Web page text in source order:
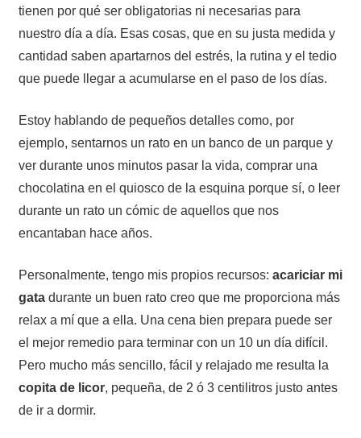
tienen por qué ser obligatorias ni necesarias para
nuestro día a día. Esas cosas, que en su justa medida y
cantidad saben apartarnos del estrés, la rutina y el tedio
que puede llegar a acumularse en el paso de los días.
Estoy hablando de pequeños detalles como, por
ejemplo, sentarnos un rato en un banco de un parque y
ver durante unos minutos pasar la vida, comprar una
chocolatina en el quiosco de la esquina porque sí, o leer
durante un rato un cómic de aquellos que nos
encantaban hace años.
Personalmente, tengo mis propios recursos: acariciar mi
gatadurante un buen rato creo que me proporciona más
relax a mí que a ella. Una cena bien prepara puede ser
el mejor remedio para terminar con un 10 un día difícil.
Pero mucho más sencillo, fácil y relajado me resulta la
copita de licor, pequeña, de 2 ó 3 centilitros justo antes
de ir a dormir.